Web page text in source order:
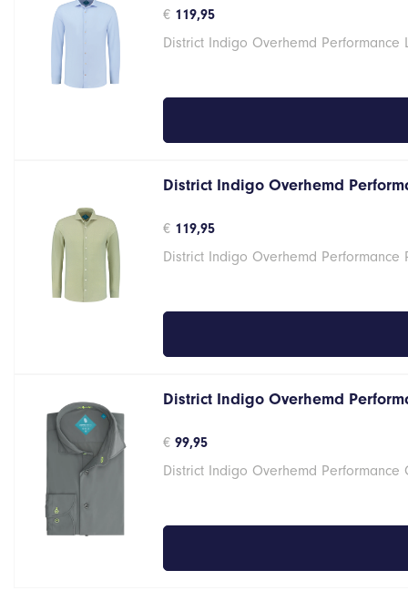
€ 119,95
District Indigo Overhemd Performance
District Indigo Overhemd
€ 119,95
District Indigo Overhemd Performance
District Indigo Overhemd
€ 99,95
District Indigo Overhemd Performance